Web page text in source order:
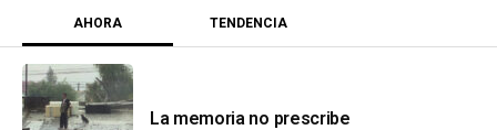
AHORA TENDENCIA
La memoria no prescribe